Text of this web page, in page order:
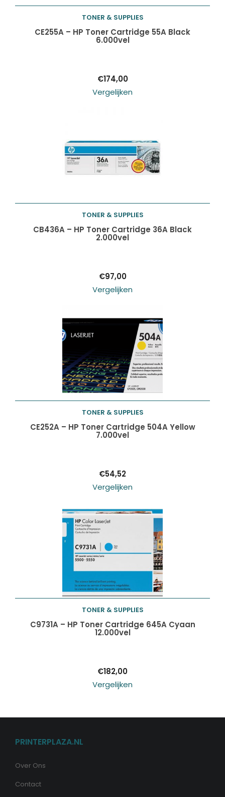
Toevoegen aan
TONER & SUPPLIES
CE255A – HP Toner Cartridge 55A Black
6.000vel
€174,00
Vergelijken
Toevoegen aan
TONER & SUPPLIES
CB436A – HP Toner Cartridge 36A Black
2.000vel
€97,00
Vergelijken
Toevoegen aan
TONER & SUPPLIES
CE252A – HP Toner Cartridge 504A Yellow
7.000vel
€54,52
Vergelijken
Toevoegen aan
TONER & SUPPLIES
C9731A – HP Toner Cartridge 645A Cyaan
12.000vel
€182,00
Vergelijken
PRINTERPLAZA.NL
Over Ons
Contact